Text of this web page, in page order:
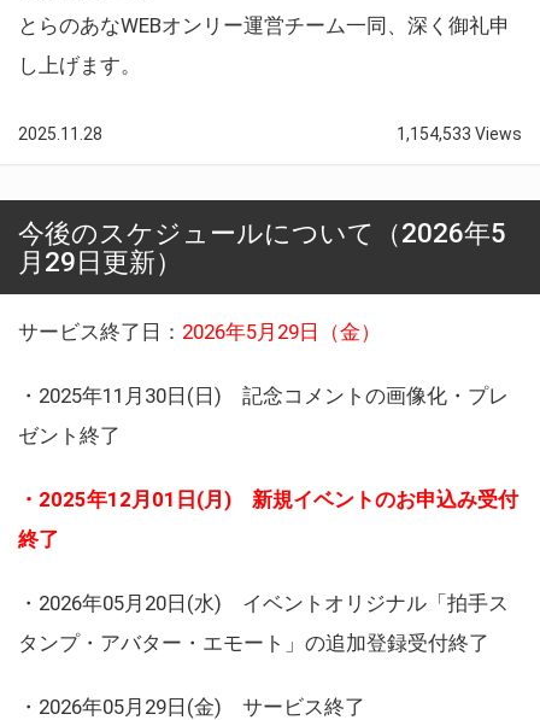
とらのあなWEBオンリー運営チーム一同、深く御礼申
し上げます。
2025.11.28 1,154,533 Views
今後のスケジュールについて（2026年5
月29日更新）
サービス終了日： 2026年5月29日（金）
・2025年11月30日(日) 記念コメントの画像化・プレ
ゼント終了
・2025年12月01日(月) 新規イベントのお申込み受付
終了
・2026年05月20日(水) イベントオリジナル「拍手ス
タンプ・アバター・エモート」の追加登録受付終了
・2026年05月29日(金) サービス終了